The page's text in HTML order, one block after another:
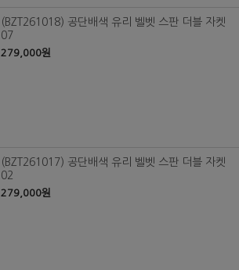
(BZT261018) 공단배색 유리 벨벳 스판 더블 자켓
07
279,000원
(BZT261017) 공단배색 유리 벨벳 스판 더블 자켓
02
279,000원